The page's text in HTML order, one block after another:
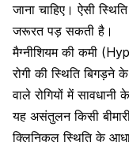
जाना चाहिए। ऐसी
जरूरत पड़ सकती है।
मैग्नीशियम की कमी
रोगी की स्थिति
वाले रोगियों में
यह असंतुलन किसी
क्लिनिकल स्थिति के